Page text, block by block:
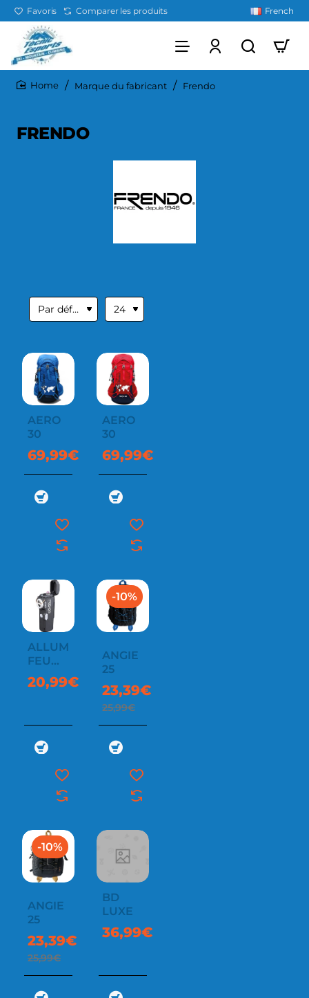
Favoris Comparer les produits French
Marque du fabricant Frendo
FRENDO
AERO
30
69,99€
AERO
30
69,99€
ALLUME
FEU
PLASMA
ETANCHE
20,99€
-10%
ANGIE
25
23,39€
25,99€
-10%
ANGIE
25
23,39€
25,99€
BD
LUXE
36,99€